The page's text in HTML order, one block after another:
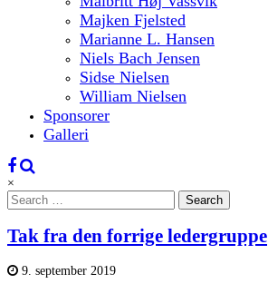
Majken Fjelsted
Marianne L. Hansen
Niels Bach Jensen
Sidse Nielsen
William Nielsen
Sponsorer
Galleri
×
Search
for:
Tak fra den forrige ledergruppe
9. september 2019